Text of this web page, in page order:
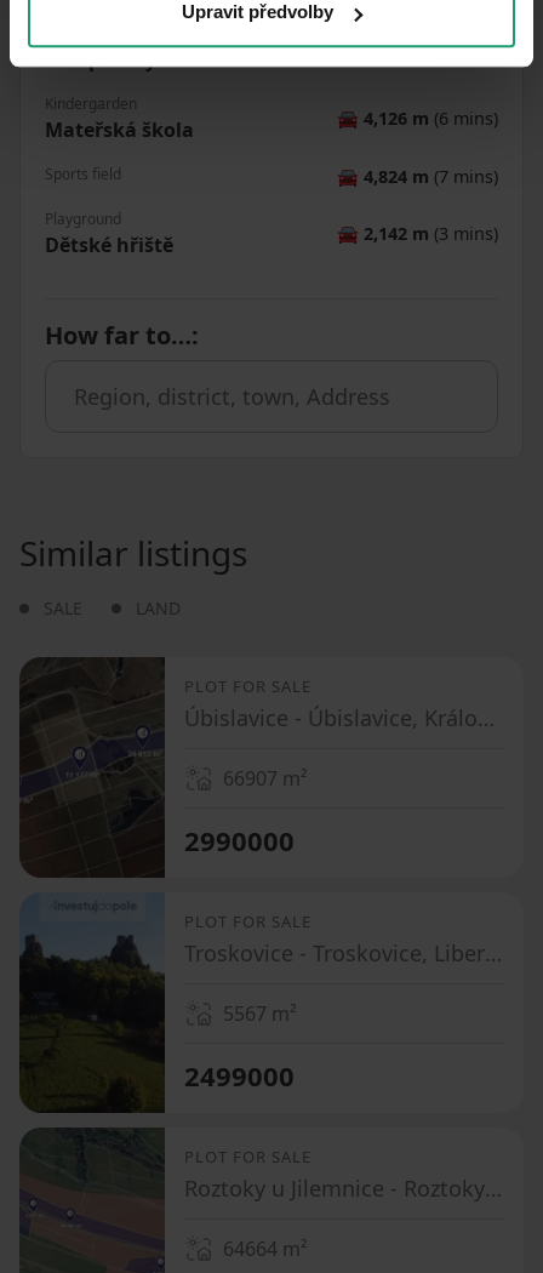
Upravit předvolby
Základní škola Bodláka a
Pampelišky
Kindergarden
Mateřská škola 🚘 4,126 m (6 mins)
Sports field 🚘 4,824 m (7 mins)
Playground
Dětské hřiště 🚘 2,142 m (3 mins)
How far to…:
Similar listings
SALE LAND
PLOT FOR SALE
Úbislavice - Úbislavice, Královéhradecký Region
66907 m²
2990000
PLOT FOR SALE
Troskovice - Troskovice, Liberecký Region
5567 m²
2499000
PLOT FOR SALE
Roztoky u Jilemnice - Roztoky u Jilemnice, Liberecký Region
64664 m²